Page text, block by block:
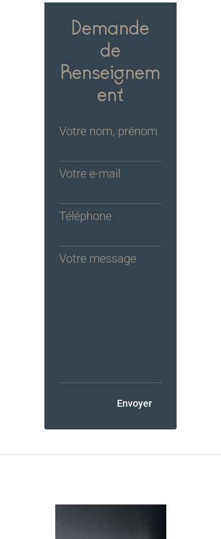
Demande
de
Renseignem
ent
Votre nom, prénom
Votre e-mail
Téléphone
Votre message
Envoyer